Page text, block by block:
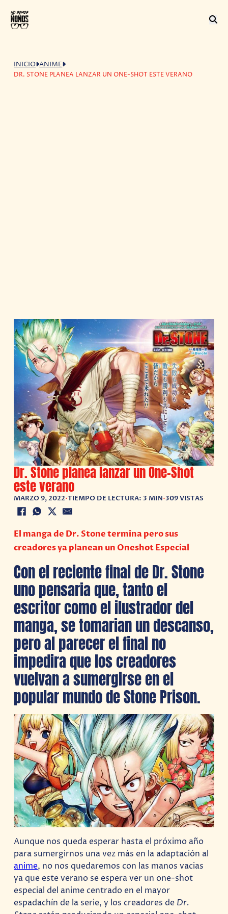
INICIO ANIME
DR. STONE PLANEA LANZAR UN ONE-SHOT ESTE VERANO
Dr. Stone planea lanzar un One-Shot
este verano
MARZO 9, 2022•TIEMPO DE LECTURA: 3 MIN•309 VISTAS
El manga de Dr. Stone termina pero sus
creadores ya planean un Oneshot Especial
Con el reciente final de Dr. Stone
uno pensaria que, tanto el
escritor como el ilustrador del
manga, se tomarian un descanso,
pero al parecer el final no
impedira que los creadores
vuelvan a sumergirse en el
popular mundo de Stone Prison.
Aunque nos queda esperar hasta el próximo año
para sumergirnos una vez más en la adaptación al
anime, no nos quedaremos con las manos vacias
ya que este verano se espera ver un one-shot
especial del anime centrado en el mayor
espadachín de la serie, y los creadores de Dr.